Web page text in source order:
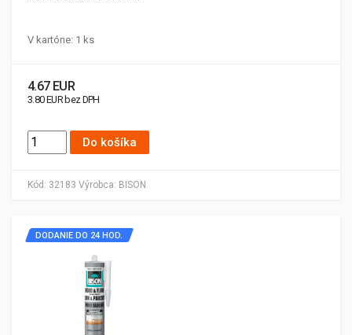
Kód: 32183 Výrobca: BISON
V kartóne: 1 ks
4.67 EUR
3.80 EUR bez DPH
Do košíka
DODANIE DO 24 HOD.